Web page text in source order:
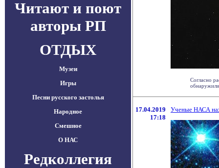
Читают и поют
авторы РП
ОТДЫХ
Музеи
Игры
Песни русского застолья
Народное
Смешное
О НАС
Редколлегия
Согласно
17.04.2019
17:18
Ученые НАСА